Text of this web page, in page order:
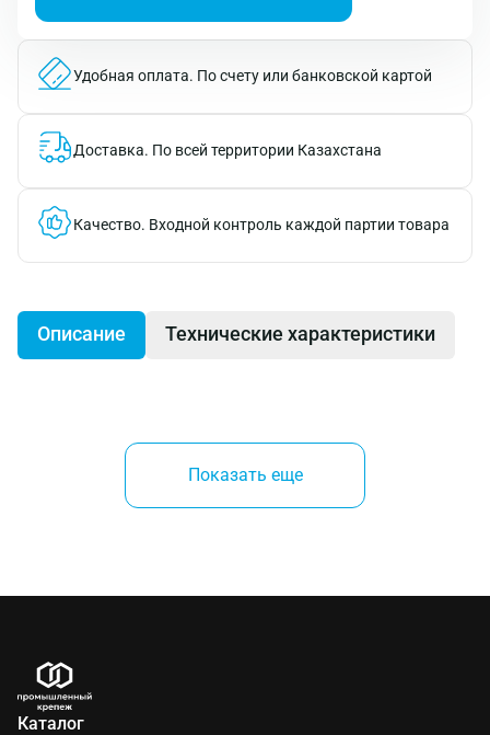
Удобная оплата. По счету или банковской картой
Доставка. По всей территории Казахстана
Качество. Входной контроль каждой партии товара
Описание Технические характеристики
Болт DIN 7990 с неполной метрической резьбой
обычной и пониженной точности и шестигранной
головкой. Используется для крепления
Применение
Болт DIN 7990 используется для крепления
Показать еще
Каталог